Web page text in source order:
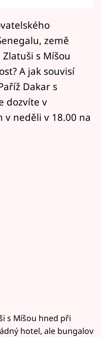
země
s Míšou
A jak souvisí
Dakar s
dozvíte v
v neděli v 18.00 na
s Míšou hned při
hotel, ale bungalov